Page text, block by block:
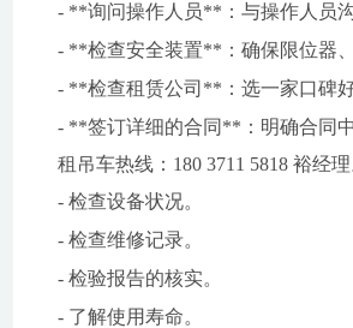
- **询问操作人员**：与操作人员
- **检查安全装置**：确保限位器
- **检查租赁公司**：选一家口碑
- **签订详细的合同**：明确合同
租吊车热线：180 3711 5818 裕经理
- 检查设备状况。
- 检查维修记录。
- 检验报告的核实。
- 了解使用寿命。